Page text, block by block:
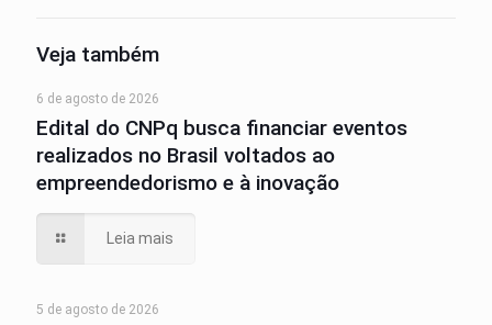
Veja também
6 de agosto de 2026
Edital do CNPq busca financiar eventos
realizados no Brasil voltados ao
empreendedorismo e à inovação
Leia mais
5 de agosto de 2026